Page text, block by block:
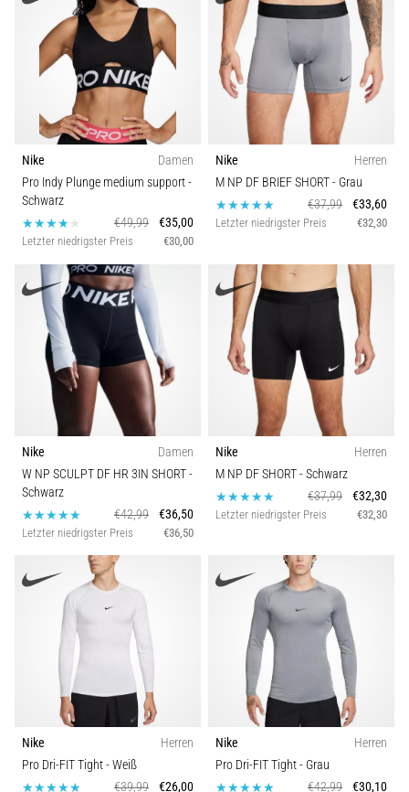
Nike
Damen
Pro Indy Plunge medium support-
Schwarz
€49,99
€35,00
Letzter niedrigster Preis €30,00
Nike
Herren
M NP DF BRIEF SHORT- Grau
€37,99
€33,60
Letzter niedrigster Preis €32,30
Nike
Damen
W NP SCULPT DF HR 3IN SHORT-
Schwarz
€42,99
€36,50
Letzter niedrigster Preis €36,50
Nike
Herren
M NP DF SHORT- Schwarz
€37,99
€32,30
Letzter niedrigster Preis €32,30
Nike
Herren
Pro Dri-FIT Tight- Weiß
€39,99
€26,00
Nike
Herren
Pro Dri-FIT Tight- Grau
€42,99
€30,10